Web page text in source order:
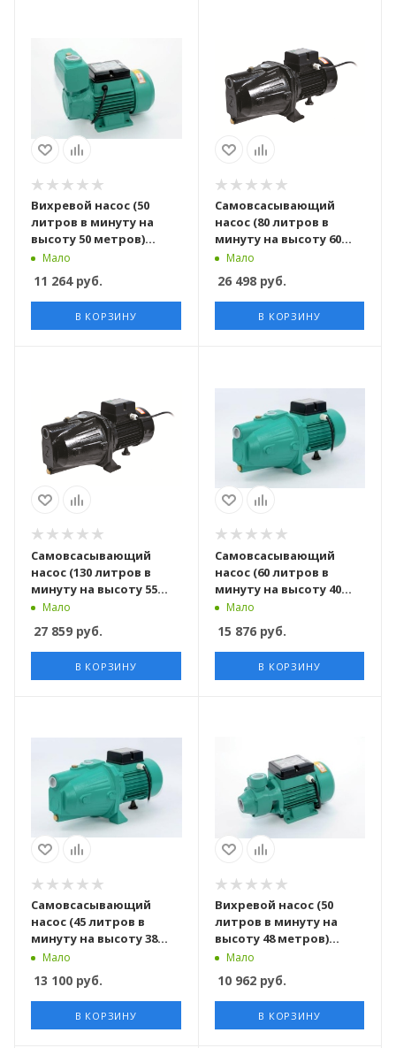
Вихревой насос (50
литров в минуту на
высоту 50 метров)
TKS65 TAIFU
Мало
11 264руб.
В КОРЗИНУ
Самовсасывающий
насос (80 литров в
минуту на высоту 60
метров) JET150PM
Мало
26 498руб.
В КОРЗИНУ
Самовсасывающий
насос (130 литров в
минуту на высоту 55
метров) JET200PM
Мало
27 859 руб.
В КОРЗИНУ
Самовсасывающий
насос (60 литров в
минуту на высоту 40
метров) JET100-A TAIFU
Мало
15 876руб.
В КОРЗИНУ
Самовсасывающий
насос (45 литров в
минуту на высоту 38
метров) JET60 TAIFU
Мало
13 100 руб.
В КОРЗИНУ
Вихревой насос (50
литров в минуту на
высоту 48 метров)
QB70-4 TAIFU
Мало
10 962руб.
В КОРЗИНУ